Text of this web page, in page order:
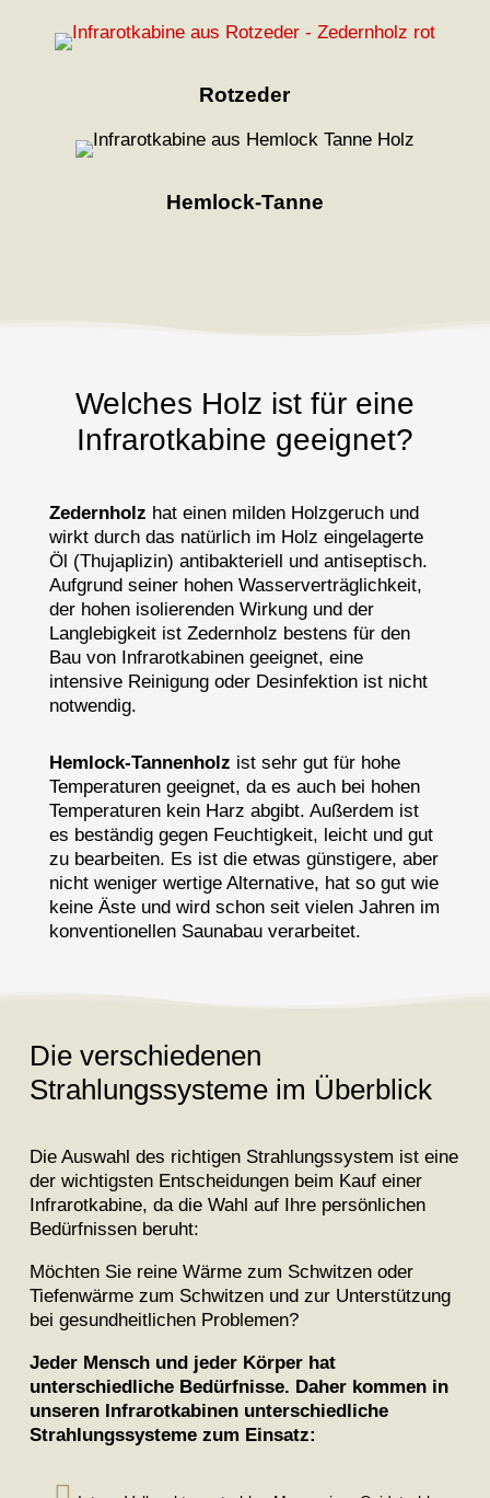
Rotzeder
Hemlock-Tanne
Welches Holz ist für eine
Infrarotkabine geeignet?
Zedernholz hat einen milden Holzgeruch und
wirkt durch das natürlich im Holz eingelagerte
Öl (Thujaplizin) antibakteriell und antiseptisch.
Aufgrund seiner hohen Wasserverträglichkeit,
der hohen isolierenden Wirkung und der
Langlebigkeit ist Zedernholz bestens für den
Bau von Infrarotkabinen geeignet, eine
intensive Reinigung oder Desinfektion ist nicht
notwendig.
Hemlock-Tannenholz ist sehr gut für hohe
Temperaturen geeignet, da es auch bei hohen
Temperaturen kein Harz abgibt. Außerdem ist
es beständig gegen Feuchtigkeit, leicht und gut
zu bearbeiten. Es ist die etwas günstigere, aber
nicht weniger wertige Alternative, hat so gut wie
keine Äste und wird schon seit vielen Jahren im
konventionellen Saunabau verarbeitet.
Die verschiedenen
Strahlungssysteme im Überblick
Die Auswahl des richtigen Strahlungssystem ist eine
der wichtigsten Entscheidungen beim Kauf einer
Infrarotkabine, da die Wahl auf Ihre persönlichen
Bedürfnissen beruht:
Möchten Sie reine Wärme zum Schwitzen oder
Tiefenwärme zum Schwitzen und zur Unterstützung
bei gesundheitlichen Problemen?
Jeder Mensch und jeder Körper hat
unterschiedliche Bedürfnisse. Daher kommen in
unseren Infrarotkabinen unterschiedliche
Strahlungssysteme zum Einsatz: